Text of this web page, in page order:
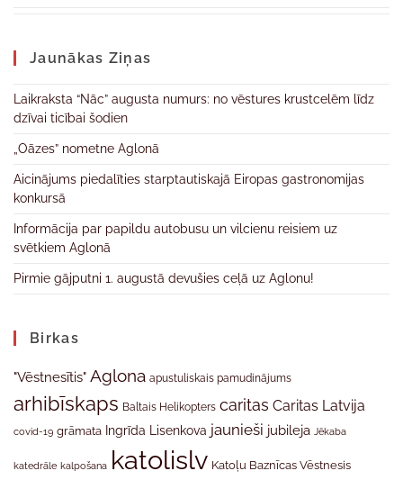
Jaunākas Ziņas
Laikraksta “Nāc” augusta numurs: no vēstures krustcelēm līdz
dzīvai ticībai šodien
„Oāzes” nometne Aglonā
Aicinājums piedalīties starptautiskajā Eiropas gastronomijas
konkursā
Informācija par papildu autobusu un vilcienu reisiem uz
svētkiem Aglonā
Pirmie gājputni 1. augustā devušies ceļā uz Aglonu!
Birkas
"Vēstnesītis" Aglona apustuliskais pamudinājums
arhibīskaps Baltais Helikopters caritas Caritas Latvija
covid-19 grāmata Ingrīda Lisenkova jaunieši jubileja Jēkaba
katedrāle kalpošana katolislv Katoļu Baznīcas Vēstnesis